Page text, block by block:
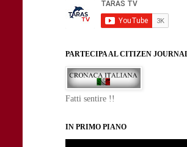
PARTECIPA AL CITIZEN
Fatti sentire !!
IN PRIMO PIANO